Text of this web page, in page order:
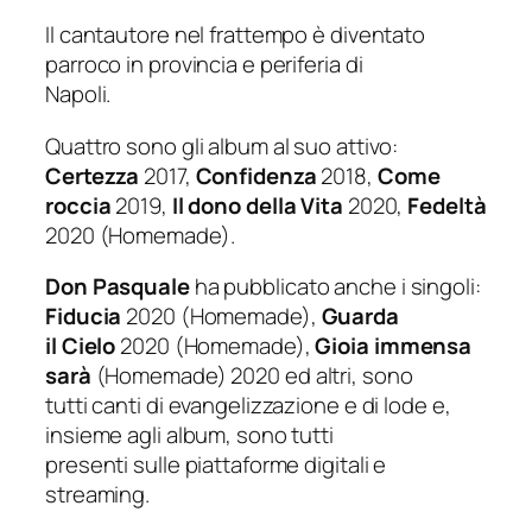
Il cantautore nel frattempo è diventato
parroco in provincia e periferia di
Napoli.
Quattro sono gli album al suo attivo:
Certezza 2017, Confidenza2018, Come
roccia2019, Il dono della Vita 2020, Fedeltà
2020 (Homemade).
Don Pasqualeha pubblicato anche i singoli:
Fiducia 2020 (Homemade), Guarda
il Cielo2020 (Homemade),Gioia immensa
sarà (Homemade) 2020 ed altri, sono
tutti canti di evangelizzazione e di lode e,
insieme agli album, sono tutti
presenti sulle piattaforme digitali e
streaming.